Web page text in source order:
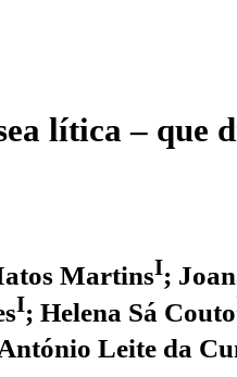
lítica – que
MartinsI;
I; Helena Sá Couto
Leite da